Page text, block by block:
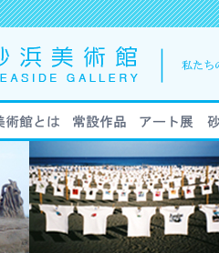
砂浜美術館とは砂浜美術館の作
砂